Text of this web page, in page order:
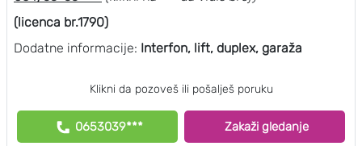
(licenca br.1790)
Dodatne informacije: Interfon, lift, duplex, garaža
Klikni da pozoveš ili pošalješ poruku
0653039*** Zakaži gledanje